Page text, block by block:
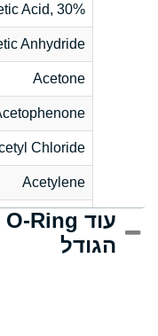
Acid, 30%
Anhydride
Acetone
Chloride
Acetylene
Acrlylonitrile
Adipic Acidהגודל